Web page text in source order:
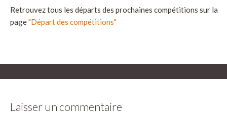
Retrouvez tous les départs des prochaines compétitions sur la
page"Départ des compétitions"
Laisser un commentaire